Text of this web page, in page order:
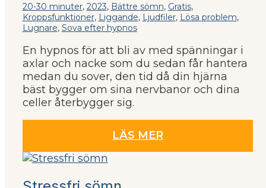
20-30 minuter, 2023, Bättre sömn, Gratis,
Kroppsfunktioner, Liggande, Ljudfiler, Lösa problem,
Lugnare, Sova efter hypnos
En hypnos för att bli av med spänningar i
axlar och nacke som du sedan får hantera
medan du sover, den tid då din hjärna
bäst bygger om sina nervbanor och dina
celler återbygger sig.
LÄS MER